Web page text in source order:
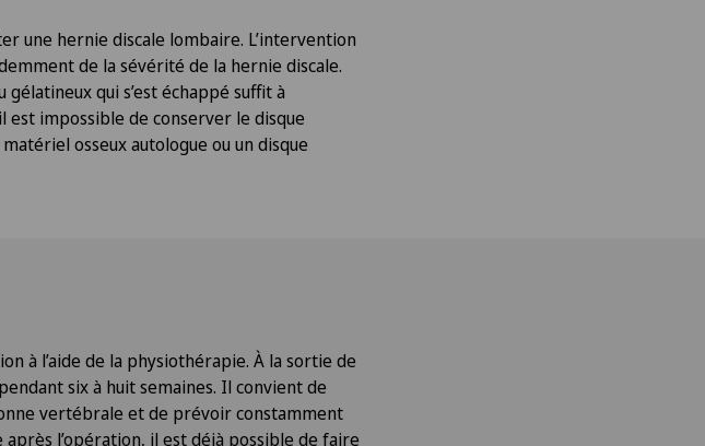
une hernie discale lombaire. L’intervention
de la sévérité de la hernie discale.
qui s’est échappé suffit à
est impossible de conserver le disque
osseux autologue ou un disque
à l’aide de la physiothérapie. À la sortie de
six à huit semaines. Il convient de
vertébrale et de prévoir constamment
l’opération, il est déjà possible de faire